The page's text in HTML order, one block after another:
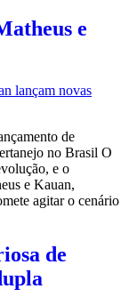
e
de
no Brasil O
e o
e Kauan,
agitar o cenário
de